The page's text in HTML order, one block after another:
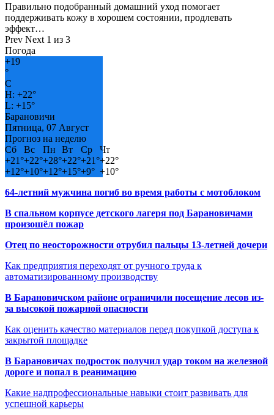
Правильно подобранный домашний уход помогает
поддерживать кожу в хорошем состоянии, продлевать
эффект…
Prev Next 1 из 3
Погода
+19
°
C
H: +22°
L: +15°
Барановичи
Пятница, 07 Август
Прогноз на неделю
Сб
Вс Пн Вт Ср
Чт
+21°+22°+28°+22°+21°+22°
+12°+10°+12°+15°+9° +10°
64-летний мужчина погиб во время работы с мотоблоком
В спальном корпусе детского лагеря под Барановичами
произошёл пожар
Отец по неосторожности отрубил пальцы 13-летней дочери
Как предприятия переходят от ручного труда к
автоматизированному производству
В Барановичском районе ограничили посещение лесов из-
за высокой пожарной опасности
Как оценить качество материалов перед покупкой доступа к
закрытой площадке
В Барановичах подросток получил удар током на железной
дороге и попал в реанимацию
Какие надпрофессиональные навыки стоит развивать для
успешной карьеры